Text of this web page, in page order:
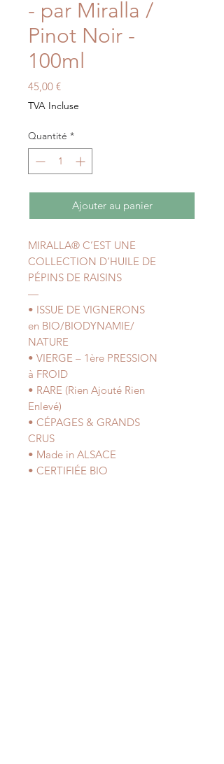
- par Miralla /
Pinot Noir -
100ml
45,00 €Prix
TVA Incluse
Quantité *
Ajouter au panier
MIRALLA® C’EST UNE
COLLECTION D’HUILE DE
PÉPINS DE RAISINS
—
• ISSUE DE VIGNERONS
en BIO/BIODYNAMIE/
NATURE
• VIERGE – 1ère PRESSION
à FROID
• RARE (Rien Ajouté Rien
Enlevé)
• CÉPAGES & GRANDS
CRUS
• Made in ALSACE
• CERTIFIÉE BIO